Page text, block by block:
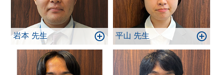
岩本 先生 平山 先生